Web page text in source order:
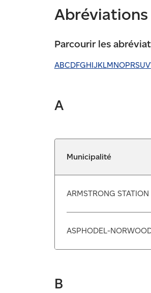
Abréviations
Parcourir les
ABCDFGHIJKLMNOPRSUV
A
Municipalité
ARMSTRONG STATION
ASPHODEL-
B